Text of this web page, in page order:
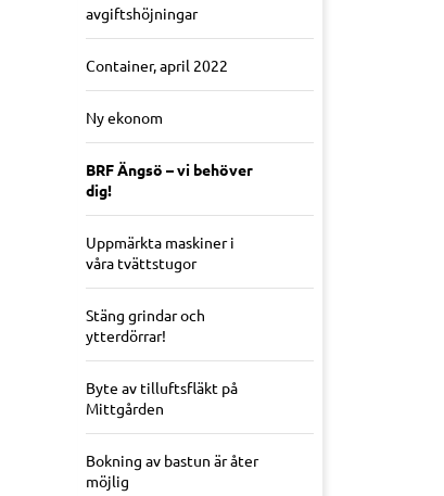
avgiftshöjningar
Container, april 2022
Ny ekonom
BRF Ängsö – vi behöver
dig!
Uppmärkta maskiner i
våra tvättstugor
Stäng grindar och
ytterdörrar!
Byte av tilluftsfläkt på
Mittgården
Bokning av bastun är åter
möjlig